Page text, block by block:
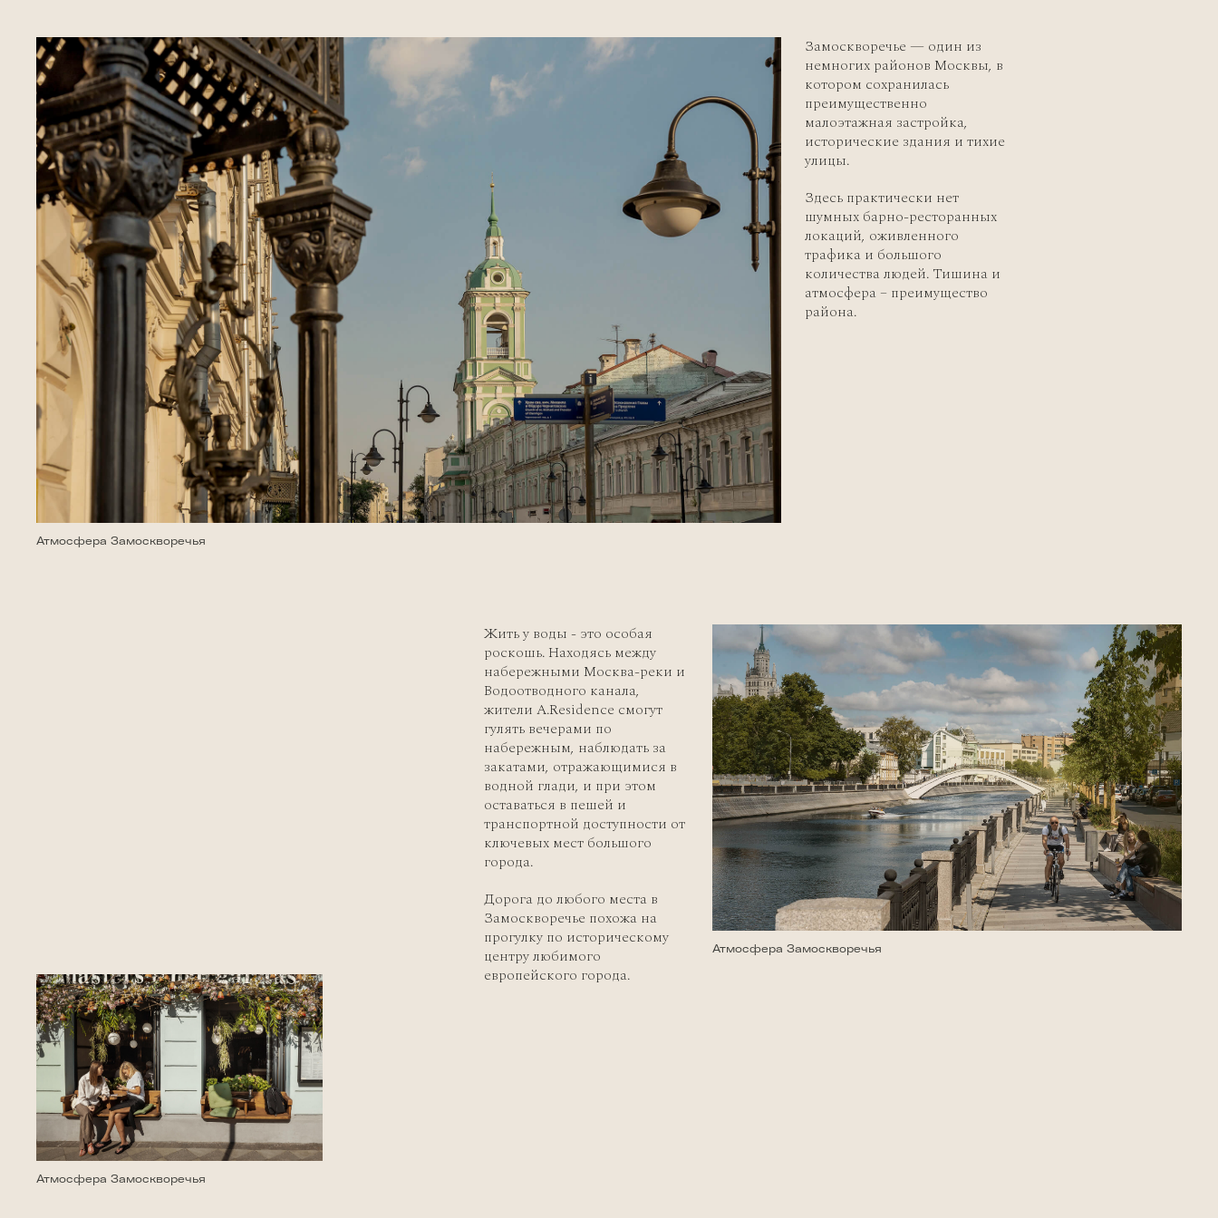
Атмосфера Замоскворечья
Замоскворечье — один из
немногих районов Москвы, в
котором сохранилась
преимущественно
малоэтажная застройка,
исторические здания и тихие
улицы.
Здесь практически нет
шумных барно-ресторанных
локаций, оживленного
трафика и большого
количества людей. Тишина и
атмосфера – преимущество
района.
Жить у воды - это особая
роскошь. Находясь между
набережными Москва-реки и
Водоотводного канала,
жители А.Residence смогут
гулять вечерами по
набережным, наблюдать за
закатами, отражающимися в
водной глади, и при этом
оставаться в пешей и
транспортной доступности от
ключевых мест большого
города.
Дорога до любого места в
Замоскворечье похожа на
прогулку по историческому
центру любимого
европейского города.
Атмосфера Замоскворечья
Атмосфера Замоскворечья